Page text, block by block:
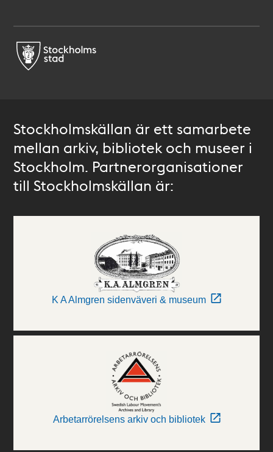
Stockholmskällan är ett samarbete
mellan arkiv, bibliotek och museer i
Stockholm. Partnerorganisationer
till Stockholmskällan är:
K A Almgren sidenväveri & museum
Arbetarrörelsens arkiv och bibliotek